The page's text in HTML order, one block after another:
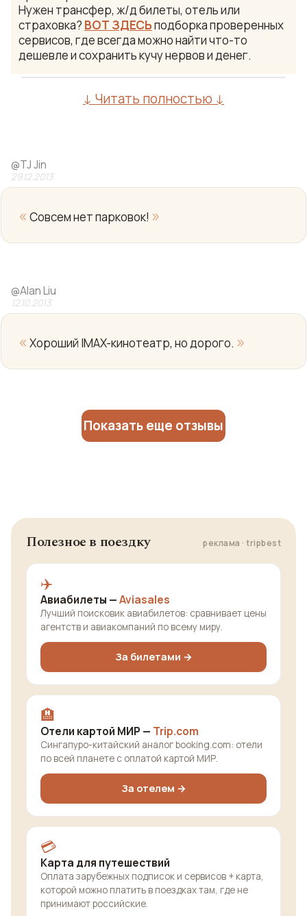
Нужен трансфер, ж/д билеты, отель или
страховка? ВОТ ЗДЕСЬподборка проверенных
сервисов, где всегда можно найти что-то
дешевле и сохранить кучу нервов и денег.
↓ Читать полностью ↓
@TJ Jin
29.12.2013
« Совсем нет парковок! »
@Alan Liu
12.10.2013
« Хороший IMAX-кинотеатр, но дорого. »
Показать еще отзывы
Полезное в поездку реклама · tripbest
✈️
Авиабилеты —Aviasales
Лучший поисковик авиабилетов: сравнивает цены
агентств и авиакомпаний по всему миру.
За билетами →
🏨
Отели картой МИР — Trip.com
Сингапуро-китайский аналог booking.com: отели
по всей планете с оплатой картой МИР.
За отелем →
💳
Карта для путешествий
Оплата зарубежных подписок и сервисов + карта,
которой можно платить в поездках там, где не
принимают российские.